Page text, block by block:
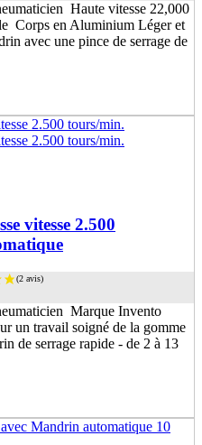
Haute vitesse 22,000
Corps en Aluminium Léger et
avec une pince de serrage de
vitesse 2.500
Marque Invento
un travail soigné de la gomme
de serrage rapide - de 2 à 13